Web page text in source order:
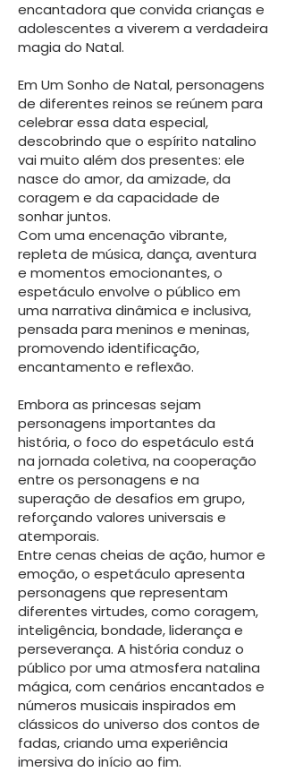
encantadora que convida crianças e
adolescentes a viverem a verdadeira
magia do Natal.
Em Um Sonho de Natal, personagens
de diferentes reinos se reúnem para
celebrar essa data especial,
descobrindo que o espírito natalino
vai muito além dos presentes: ele
nasce do amor, da amizade, da
coragem e da capacidade de
sonhar juntos.
Com uma encenação vibrante,
repleta de música, dança, aventura
e momentos emocionantes, o
espetáculo envolve o público em
uma narrativa dinâmica e inclusiva,
pensada para meninos e meninas,
promovendo identificação,
encantamento e reflexão.
Embora as princesas sejam
personagens importantes da
história, o foco do espetáculo está
na jornada coletiva, na cooperação
entre os personagens e na
superação de desafios em grupo,
reforçando valores universais e
atemporais.
Entre cenas cheias de ação, humor e
emoção, o espetáculo apresenta
personagens que representam
diferentes virtudes, como coragem,
inteligência, bondade, liderança e
perseverança. A história conduz o
público por uma atmosfera natalina
mágica, com cenários encantados e
números musicais inspirados em
clássicos do universo dos contos de
fadas, criando uma experiência
imersiva do início ao fim.